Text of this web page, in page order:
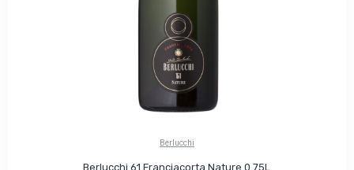
Berlucchi
Berlucchi 61 Franciacorta Nature 0.75L